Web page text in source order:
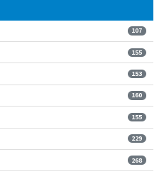
107
155
153
160
155
229
268